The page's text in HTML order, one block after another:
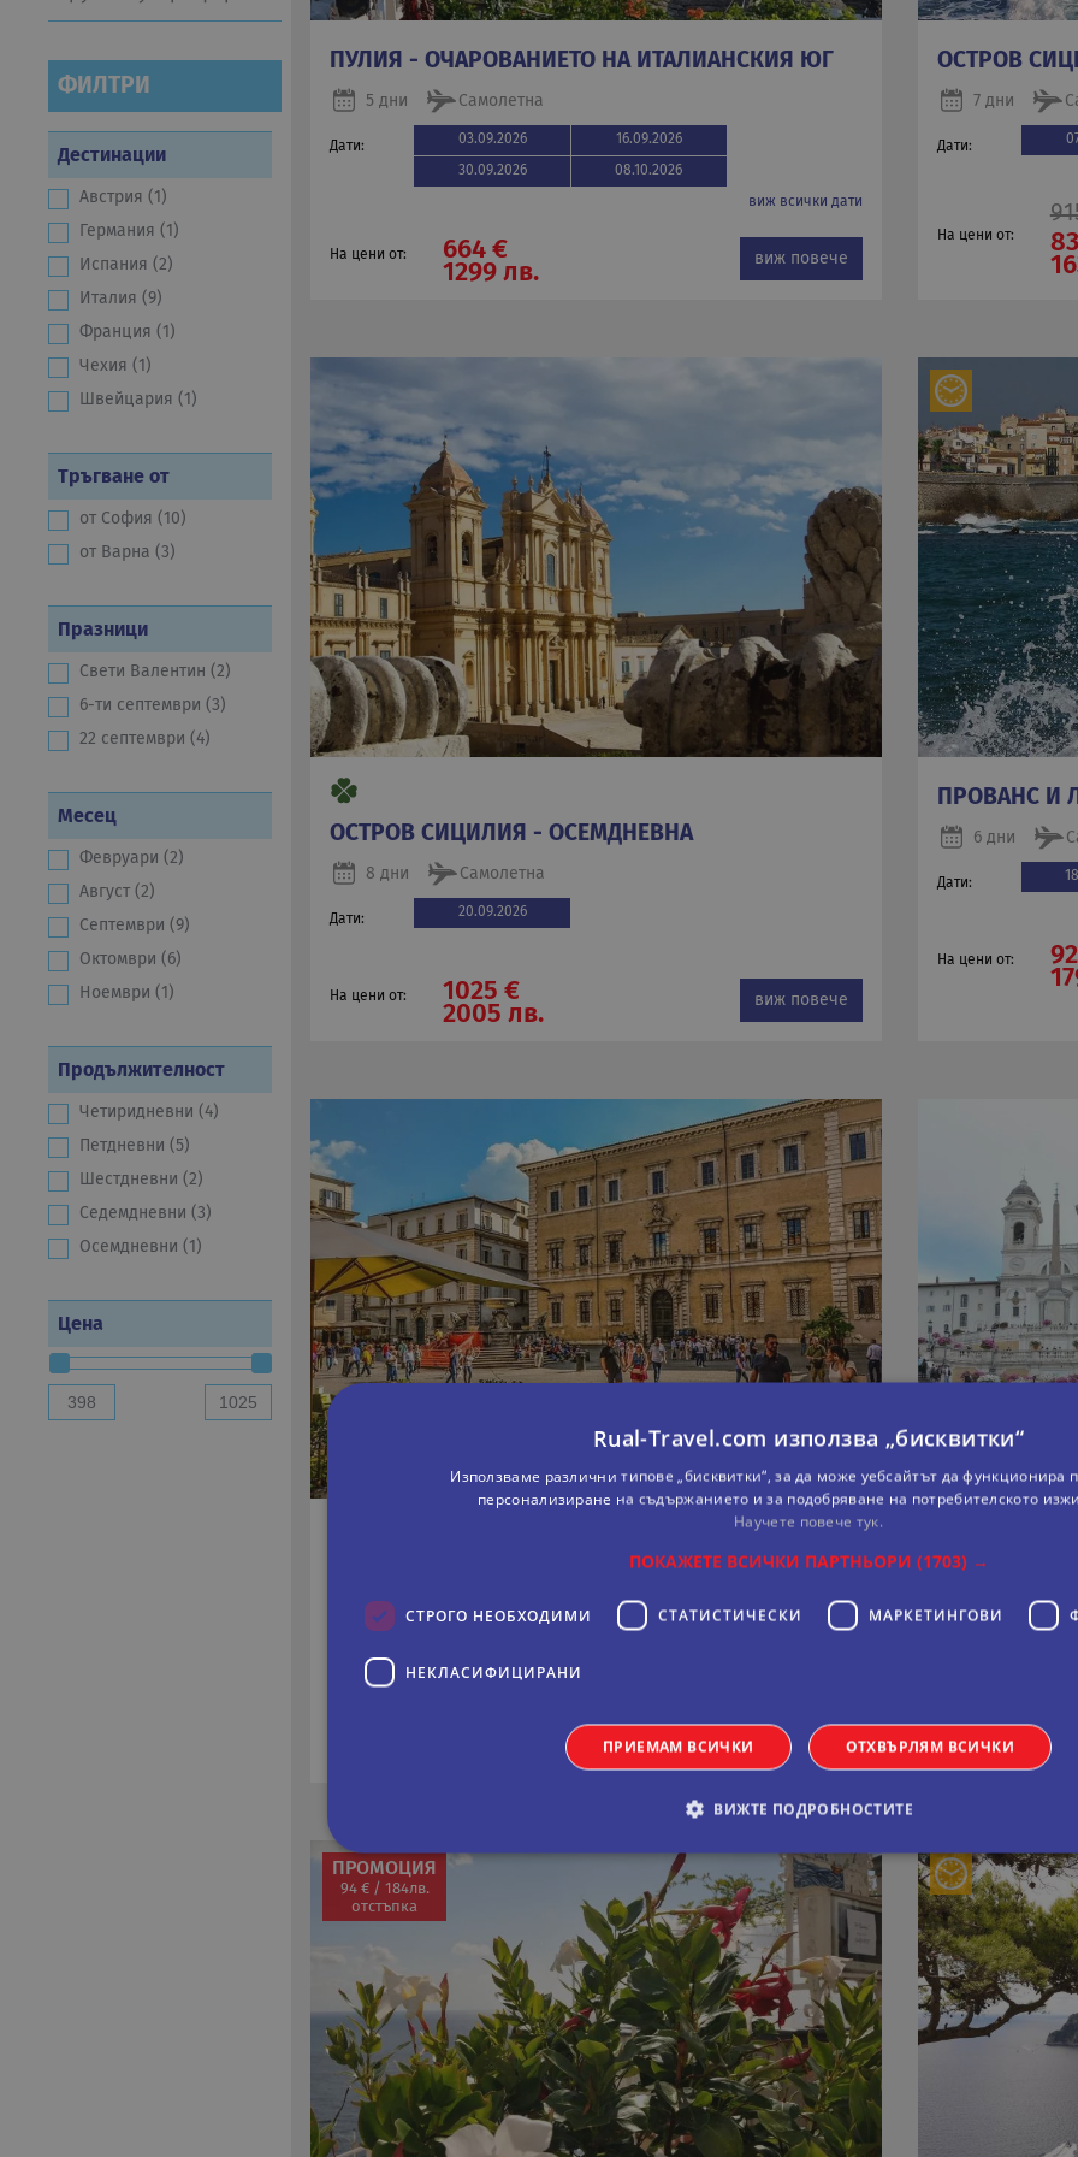
ФИЛТРИ
Дестинации
Австрия (1)
Германия (1)
Испания (2)
Италия (9)
Франция (1)
Чехия (1)
Швейцария (1)
Тръгване от
от София (10)
от Варна (3)
Празници
Свети Валентин (2)
6-ти септември (3)
22 септември (4)
Месец
Февруари (2)
Август (2)
Септември (9)
Октомври (6)
Ноември (1)
Продължителност
Четиридневни (4)
Петдневни (5)
Шестдневни (2)
Седемдневни (3)
Осемдневни (1)
Цена
ПУЛИЯ - ОЧАРОВАНИЕТО НА ИТАЛИАНСКИЯ ЮГ
5 дни Самолетна
Дати: 03.09.2026 16.09.2026
30.09.2026 08.10.2026
виж всички дати
На цени от:
664 €
1299 лв.
виж повече
ОСТРОВ
7 дни
Дати:
На цени от:
ОСТРОВ СИЦИЛИЯ - ОСЕМДНЕВНА
8 дни Самолетна
Дати: 20.09.2026
На цени от:
1025 €
2005 лв.
виж повече
ПРОВАНС И
6 дни
Дати:
На цени от:
4 дни Самолетна
Дати:
виж повече
РИМ ОТ
5 дни
ПРОМОЦИЯ
94 € / 184лв.
отстъпка
Rual-Travel.com използва „бисквитки“
Използваме различни типове „бисквитки“, за да може уебсайтът да функционира
персонализиране на съдържанието и за подобряване на потребителското
Научете повече тук.
ПОКАЖЕТЕ ВСИЧКИ ПАРТНЬОРИ (1703) →
СТРОГО НЕОБХОДИМИ СТАТИСТИЧЕСКИ МАРКЕТИНГOВИ
НЕКЛАСИФИЦИРАНИ
ПРИЕМАМ ВСИЧКИ ОТХВЪРЛЯМ ВСИЧКИ
ВИЖТЕ ПОДРОБНОСТИТЕ
Строго необходими Статистически Маркетингoви Функционални
Строго необходимите бисквитки позволяват основната функционалност на уебсайта, като потребителско
акаунта. Уебсайтът не може да се използва правилно без строго необходими бисквитки.
Име Доставчик/Домейн
Валиден
до
Описание
CookieScriptConsent
CookieScript
.rual-travel.com
11
месеца 4
седмици
Тази бисквитка се използва от услугата
предпочитанията за съгласие на бисквитките на
Необходимо е банерът за бисквитки
PHPSESSID
PHP.net
rual-travel.com
Бисквитка, генерирана от приложения, базирани
идентификатор с общо предназначение,